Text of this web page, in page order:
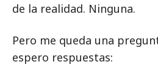
de la realidad. Ninguna.
Pero me queda una
espero respuestas: